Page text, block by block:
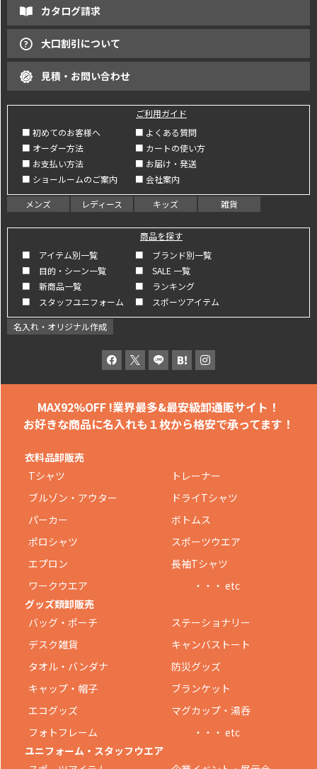
カタログ請求
大口割引について
見積・お問い合わせ
ご利用ガイド
■ 初めてのお客様へ
■ よくある質問
■ オーダー方法
■ カートの使い方
■ お支払い方法
■ お届け・発送
■ ショールームのご案内
■ 会社案内
メンズ レディース キッズ 雑貨
商品を探す
■ アイテム別一覧
■ ブランド別一覧
■ 目的・シーン一覧
■ SALE 一覧
■ 新商品一覧
■ ランキング
■ スタッフユニフォーム
■ スポーツアイテム
名入れ・オリジナル作成
MAX92%OFF !業界最多&最安級卸通販サイト！
お好きな商品に名入れも １枚から格安で承ってます！
衣料品卸販売
Tシャツ
トレーナー
ブルゾン・アウター
ドライTシャツ
パーカー
ボトムス
ポロシャツ
スポーツウエア
エプロン
長袖Tシャツ
ワークウエア
・・・ etc
グッズ類卸販売
バッグ・ポーチ
ステーショナリー
デスク雑貨
キャンバストート
タオル・バンダナ
防災グッズ
キャップ・帽子
ブランケット
エコグッズ
マグカップ・湯呑
フォトフレーム
・・・ etc
ユニフォーム・スタッフウエア